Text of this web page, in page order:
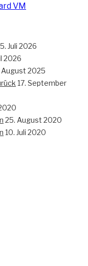
VM
Juli 2026
2026
August 2025
17. September
25. August 2020
10. Juli 2020